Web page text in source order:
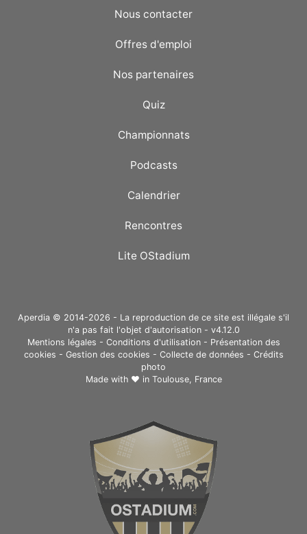
Nous contacter
Offres d'emploi
Nos partenaires
Quiz
Championnats
Podcasts
Calendrier
Rencontres
Lite OStadium
Aperdia © 2014-2026 - La reproduction de ce site est illégale s'il
n'a pas fait l'objet d'autorisation - v4.12.0
Mentions légales - Conditions d'utilisation- Présentation des
cookies - Gestion des cookies - Collecte de données - Crédits
photo
Made with ❤ in Toulouse, France